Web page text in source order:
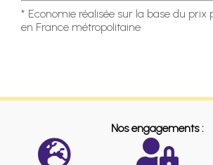
* Economie réalisée sur la base du prix
en France métropolitaine
Nos engagements :